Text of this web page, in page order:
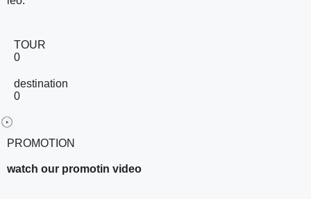
TOUR
0
destination
0
PROMOTION
watch our promotin video